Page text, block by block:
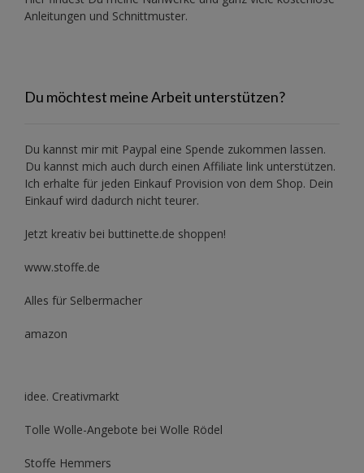
Anleitungen und Schnittmuster.
Du möchtest meine Arbeit unterstützen?
Du kannst mir mit Paypal eine Spende zukommen lassen.
Du kannst mich auch durch einen Affiliate link unterstützen.
Ich erhalte für jeden Einkauf Provision von dem Shop. Dein
Einkauf wird dadurch nicht teurer.
Jetzt kreativ bei buttinette.de shoppen!
www.stoffe.de
Alles für Selbermacher
amazon
idee. Creativmarkt
Tolle Wolle-Angebote bei Wolle Rödel
Stoffe Hemmers